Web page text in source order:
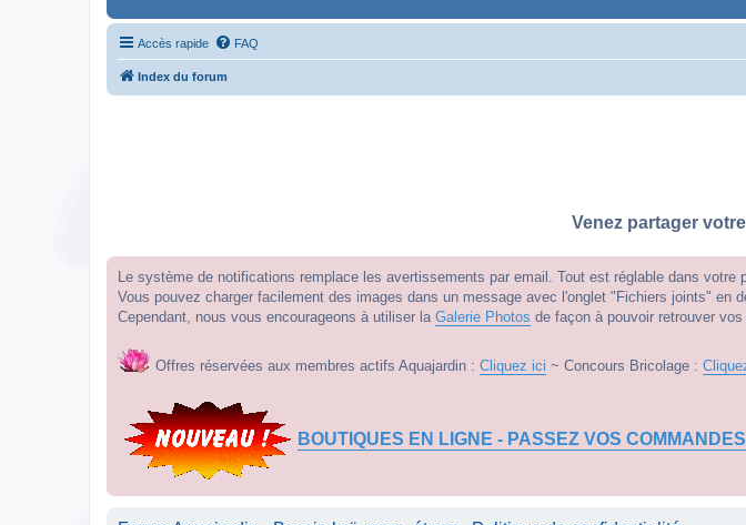
Accès rapide FAQ
Index du forum
Venez partager
Le système de notifications remplace les avertissements par email. Tout est réglable dans votre
Vous pouvez charger facilement des images dans un message avec l'onglet "Fichiers joints" en
Cependant, nous vous encourageons à utiliser la Galerie Photos de façon à pouvoir retrouver
Offres réservées aux membres actifs Aquajardin : Cliquez ici ~ Concours Bricolage :
BOUTIQUES EN LIGNE - PASSEZ VOS